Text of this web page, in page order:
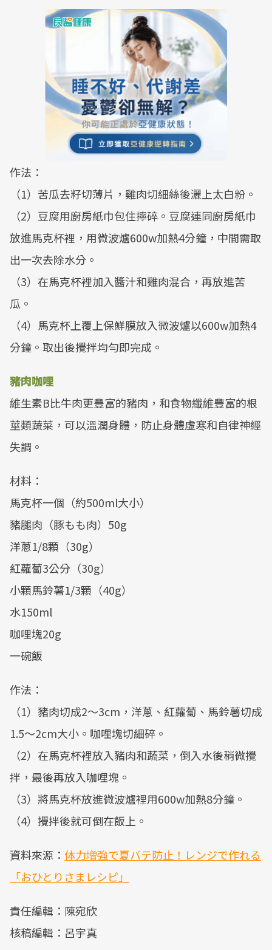
作法：
（1）苦瓜去籽切薄片，雞肉切細絲後灑上太白粉。
（2）豆腐用廚房紙巾包住擰碎。豆腐連同廚房紙巾
放進馬克杯裡，用微波爐600w加熱4分鐘，中間需取
出一次去除水分。
（3）在馬克杯裡加入醬汁和雞肉混合，再放進苦
瓜。
（4）馬克杯上覆上保鮮膜放入微波爐以600w加熱4
分鐘。取出後攪拌均勻即完成。
豬肉咖哩
維生素B比牛肉更豐富的豬肉，和食物纖維豐富的根
莖類蔬菜，可以溫潤身體，防止身體虛寒和自律神經
失調。
材料：
馬克杯一個（約500ml大小）
豬腿肉（豚もも肉）50g
洋蔥1/8顆（30g）
紅蘿蔔3公分（30g）
小顆馬鈴薯1/3顆（40g）
水150ml
咖哩塊20g
一碗飯
作法：
（1）豬肉切成2～3cm，洋蔥、紅蘿蔔、馬鈴薯切成
1.5～2cm大小。咖哩塊切細碎。
（2）在馬克杯裡放入豬肉和蔬菜，倒入水後稍微攪
拌，最後再放入咖哩塊。
（3）將馬克杯放進微波爐裡用600w加熱8分鐘。
（4）攪拌後就可倒在飯上。
資料來源： 体力増強で夏バテ防止！レンジで作れる
「おひとりさまレシピ」
責任編輯：陳宛欣
核稿編輯：呂宇真